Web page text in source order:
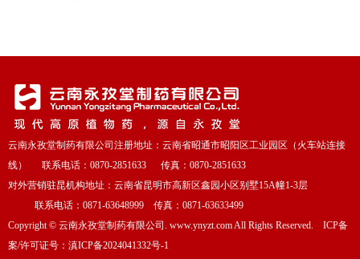
云南永孜堂制药有限公司注册地址：云南省昭通市昭阳区工业园区（火车站连接
线） 联系电话：0870-2851633 传真：0870-2851633
对外营销驻昆机构地址：云南省昆明市高新区鑫园小区别墅15A幢1-3层
联系电话：0871-63648999 传真：0871-63633499
Copyright © 云南永孜堂制药有限公司. www.ynyzt.com All Rights Reserved. ICP备
案/许可证号： 滇ICP备2024041332号-1